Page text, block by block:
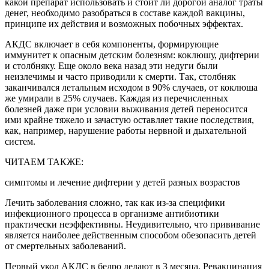
какой препарат использовать и стоит ли дорогой аналог траты
денег, необходимо разобраться в составе каждой вакцины,
принципе их действия и возможных побочных эффектах.
АКДС включает в себя компоненты, формирующие
иммунитет к опасным детским болезням: коклюшу, дифтерии
и столбняку. Еще около века назад эти недуги были
неизлечимы и часто приводили к смерти. Так, столбняк
заканчивался летальным исходом в 90% случаев, от коклюша
же умирали в 25% случаев. Каждая из перечисленных
болезней даже при условии выживания детей переносится
ими крайне тяжело и зачастую оставляет такие последствия,
как, например, нарушение работы нервной и дыхательной
систем.
ЧИТАЕМ ТАКЖЕ:
симптомы и лечение дифтерии у детей разных возрастов
Лечить заболевания сложно, так как из-за специфики
инфекционного процесса в организме антибиотики
практически неэффективны. Неудивительно, что прививание
является наиболее действенным способом обезопасить детей
от смертельных заболеваний.
Первый укол АКДС в бедро делают в 3 месяца. Ревакцинация